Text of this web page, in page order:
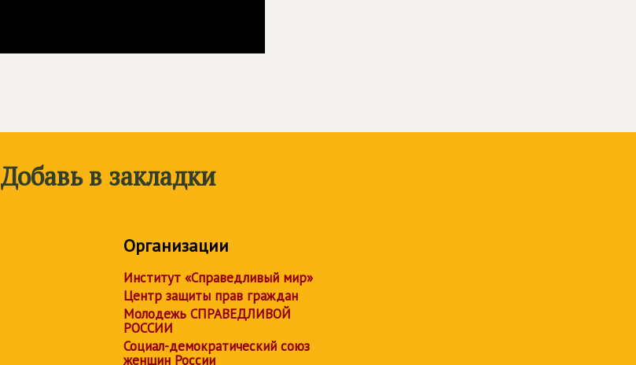
Добавь в закладки
Организации
Институт «Справедливый мир»
Центр защиты прав граждан
Молодежь СПРАВЕДЛИВОЙ
РОССИИ
Социал-демократический союз
женщин России